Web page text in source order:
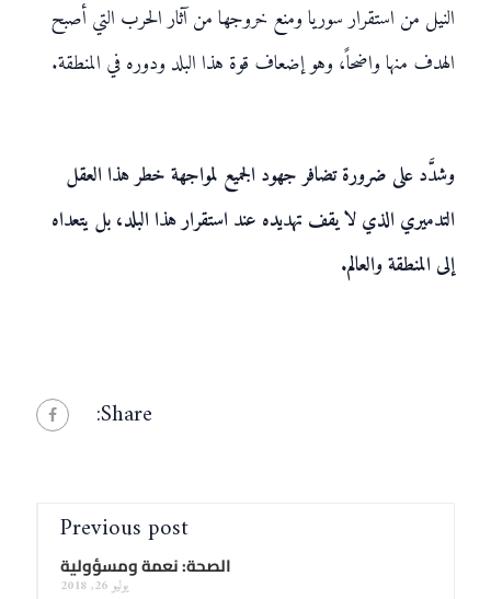
النيل من استقرار سوريا ومنع خروجها من آثار الحرب التي أصبح
الهدف منها واضحاً، وهو إضعاف قوة هذا البلد ودوره في المنطقة.
وشدَّد على ضرورة تضافر جهود الجميع لمواجهة خطر هذا العقل
التدميري الذي لا يقف تهديده عند استقرار هذا البلد، بل يتعداه
إلى المنطقة والعالم.
Share:
Previous post
الصحة: نعمة ومسؤولية
يوليو 26, 2018